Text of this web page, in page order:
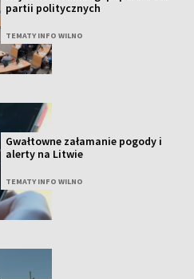
partii politycznych
TEMATY INFO WILNO
Gwałtowne załamanie pogody i
alerty na Litwie
TEMATY INFO WILNO